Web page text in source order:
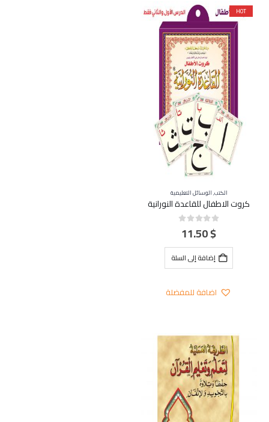
HOT
الكتب,الوسائل التعليمية
كروت الاطفال للقاعدة النورانية
0
out of 5
11.50$
إضافة إلى السلة
اضافة للمفضلة